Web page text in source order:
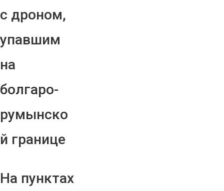
с дроном,
упавшим
на
болгаро-
румынско
й границе
На пунктах